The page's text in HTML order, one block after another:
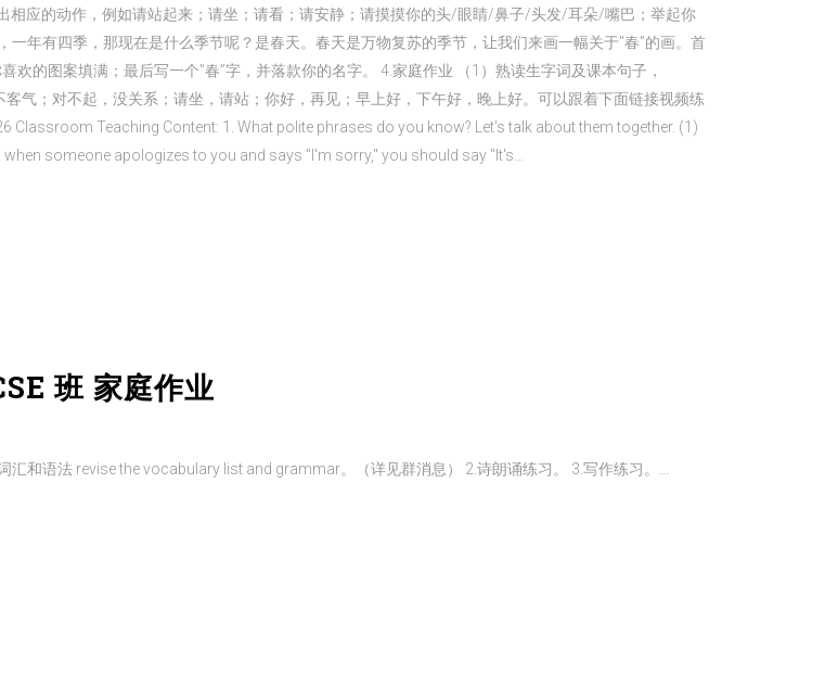
相应的动作，例如请站起来；请坐；请看；请安静；请摸摸你的头/眼睛/鼻子/头发/耳朵/嘴巴；举起你
年有四季，那现在是什么季节呢？是春天。春天是万物复苏的季节，让我们来画一幅关于"春”的画。首
的图案填满；最后写一个"春”字，并落款你的名字。 4.家庭作业 （1）熟读生字词及课本句子，
气；对不起，没关系；请坐，请站；你好，再见；早上好，下午好，晚上好。可以跟着下面链接视频练
Classroom Teaching Content: 1. What polite phrases do you know? Let's talk about them together. (1)
someone apologizes to you and says "I'm sorry," you should say "It's...
班 家庭作业
和语法 revise the vocabulary list and grammar。（详见群消息） 2.诗朗诵练习。 3.写作练习。...